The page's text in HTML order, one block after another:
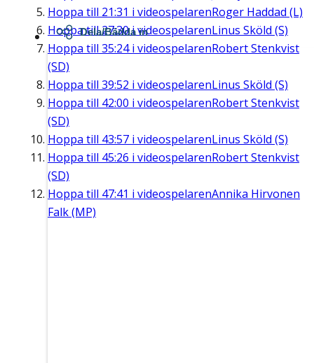
Hoppa till 21:31 i videospelarenRoger Haddad (L)
Hoppa till27:30i videospelarenLinus Sköld (S)
Hoppa till 35:24i videospelarenRobert Stenkvist
(SD)
Hoppa till 39:52 i videospelarenLinus Sköld (S)
Hoppa till 42:00 i videospelarenRobert Stenkvist
(SD)
Hoppa till 43:57 i videospelarenLinus Sköld (S)
Hoppa till 45:26 i videospelarenRobert Stenkvist
(SD)
Hoppa till 47:41 i videospelarenAnnika Hirvonen
Falk (MP)
Dela/Bädda in